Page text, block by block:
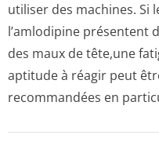
utiliser des machines. Si
l’amlodipine présentent
des maux de tête,une
aptitude à réagir peut
recommandées en